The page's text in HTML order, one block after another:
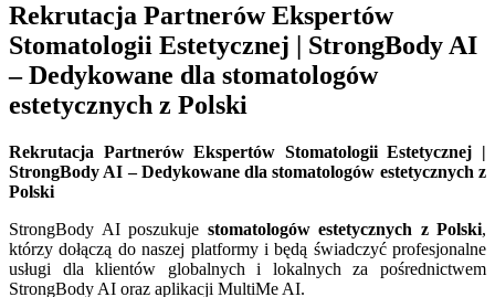
Rekrutacja Partnerów Ekspertów
Stomatologii Estetycznej | StrongBody AI
– Dedykowane dla stomatologów
estetycznych z Polski
Rekrutacja Partnerów Ekspertów Stomatologii Estetycznej |
StrongBody AI – Dedykowane dla stomatologów estetycznych z
Polski
StrongBody AI poszukuje stomatologów estetycznych z Polski,
którzy dołączą do naszej platformy i będą świadczyć profesjonalne
usługi dla klientów globalnych i lokalnych za pośrednictwem
StrongBody AI oraz aplikacji MultiMe AI.